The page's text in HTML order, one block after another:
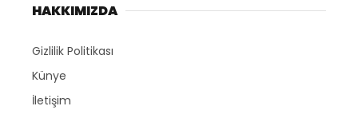
HAKKIMIZDA
Gizlilik Politikası
Künye
İletişim